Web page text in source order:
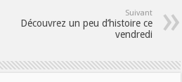
Suivant
Découvrez un peu d’histoire ce
vendredi